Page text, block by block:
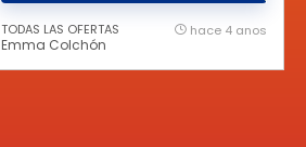
TODAS LAS OFERTAS
Emma Colchón
hace 4 anos